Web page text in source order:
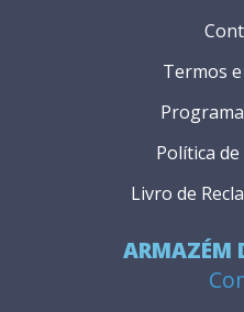
ARMAZÉM
Termos
Política
Livro de